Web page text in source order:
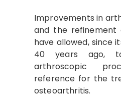
Improvements in
and the refinement
have allowed, since
40 years ago,
arthroscopic
reference for the
osteoarthritis.